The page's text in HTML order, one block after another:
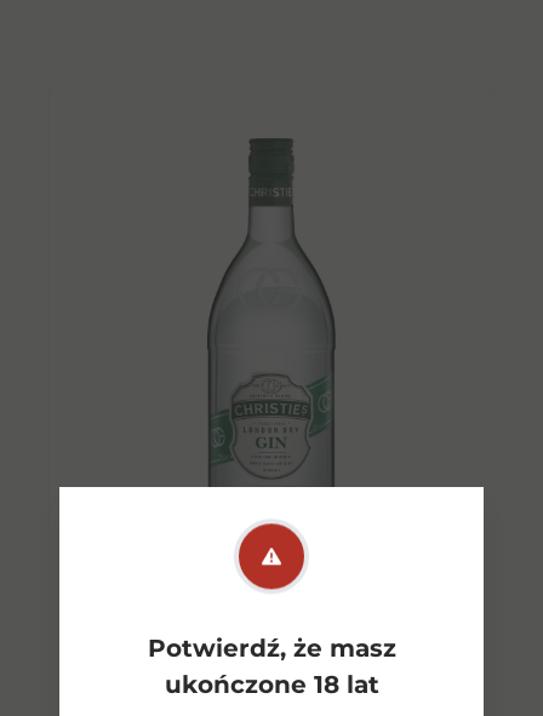
Potwierdź, że masz
ukończone 18 lat
Christies London Dry Gin
64,00zł